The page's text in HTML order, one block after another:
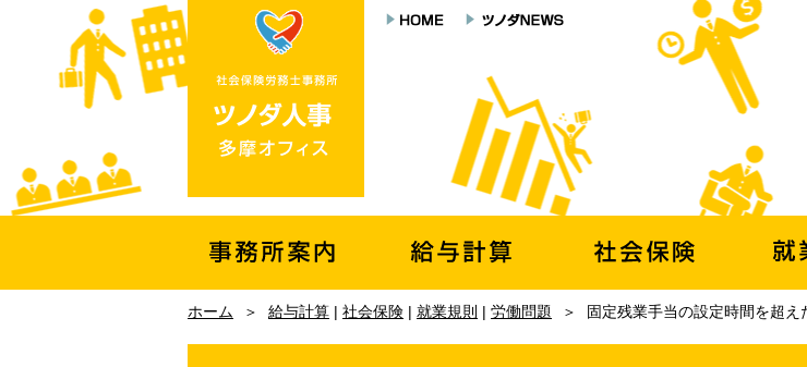
ホーム ＞ 給与計算 | 社会保険 | 就業規則 | 労働問題 ＞ 固定残業手当の設定時間を超